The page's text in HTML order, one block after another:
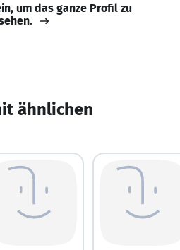
um das ganze Profil zu
ähnlichen